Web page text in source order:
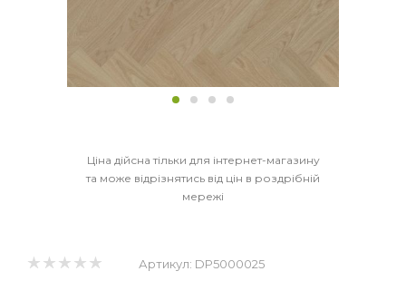
Ціна дійсна тільки для інтернет-магазину
та може відрізнятись від цін в роздрібній
мережі
Артикул: DP5000025